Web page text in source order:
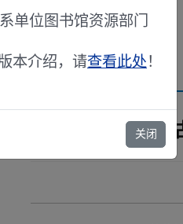
2010年度内
单位图书馆资源部门
本介绍，请查看此处！
关闭